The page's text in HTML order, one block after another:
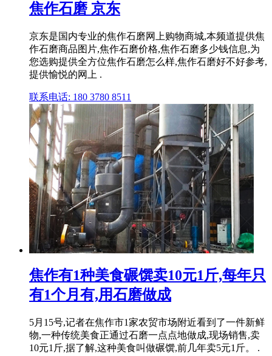
焦作石磨 京东
京东是国内专业的焦作石磨网上购物商城,本频道提供焦
作石磨商品图片,焦作石磨价格,焦作石磨多少钱信息,为
您选购提供全方位焦作石磨怎么样,焦作石磨好不好参考,
提供愉悦的网上 .
联系电话: 180 3780 8511
焦作有1种美食碾馔卖10元1斤,每年只
有1个月有,用石磨做成
5月15号,记者在焦作市1家农贸市场附近看到了一件新鲜
物,一种传统美食正通过石磨一点点地做成,现场销售,卖
10元1斤,据了解,这种美食叫做碾馔,前几年卖5元1斤。 .